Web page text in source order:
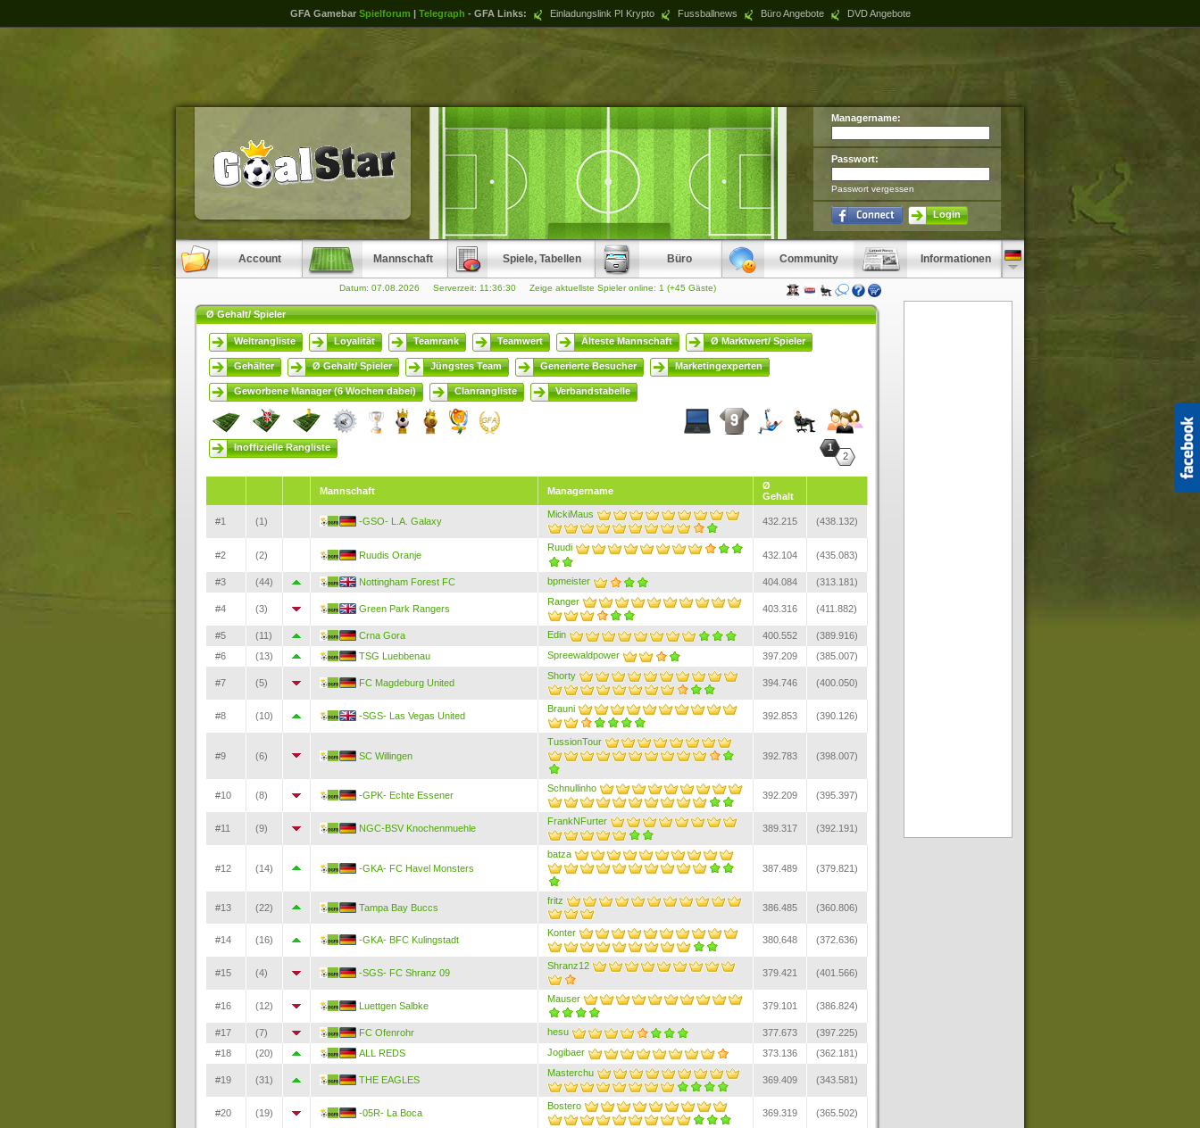
GFA Gamebar Spielforum | Telegraph - GFA Links: Einladungslink PI Krypto Fussballnews Büro Angebote DVD Angebote
Managername:
Passwort:
Passwort vergessen
Login
Account Mannschaft Spiele, Tabellen Büro Community Informationen
Datum: 07.08.2026 Serverzeit: 11:36:31 Zeige aktuellste Spieler online: 1 (+45 Gäste)
Ø Gehalt/ Spieler
Weltrangliste Loyalität Teamrank Teamwert Älteste Mannschaft Ø Marktwert/ Spieler
Gehälter Ø Gehalt/ Spieler Jüngstes Team Generierte Besucher Marketingexperten
Geworbene Manager (6 Wochen dabei) Clanrangliste Verbandstabelle
Inoffizielle Rangliste
1
2
Mannschaft Managername
Ø
Gehalt
#1 (1) -GSO- L.A. Galaxy
MickiMaus
432.215 (438.132)
#2 (2) Ruudis Oranje
Ruudi
432.104 (435.083)
#3 (44) Nottingham Forest FC bpmeister 404.084 (313.181)
#4 (3) Green Park Rangers
Ranger
403.316 (411.882)
#5 (11) Crna Gora Edin 400.552
(389.916)
#6
(13) TSG Luebbenau Spreewaldpower 397.209 (385.007)
#7 (5) FC Magdeburg United
Shorty
394.746 (400.050)
#8 (10) -SGS- Las Vegas United
Brauni
392.853 (390.126)
#9 (6) SC Willingen
TussionTour
392.783
(398.007)
#10 (8) -GPK- Echte Essener
Schnullinho
392.209 (395.397)
#11 (9) NGC-BSV Knochenmuehle
FrankNFurter
389.317 (392.191)
#12 (14) -GKA- FC Havel Monsters
batza
387.489
(379.821)
#13 (22) Tampa Bay Buccs
fritz
386.485 (360.806)
#14 (16) -GKA- BFC Kulingstadt
Konter
380.648 (372.636)
#15 (4) -SGS- FC Shranz 09
Shranz12
379.421 (401.566)
#16 (12) Luettgen Salbke
Mauser
379.101 (386.824)
#17 (7) FC Ofenrohr hesu 377.673
(397.225)
#18
(20) ALL REDS Jogibaer 373.136 (362.181)
#19 (31) THE EAGLES
Masterchu
369.409 (343.581)
#20 (19) -05R- La Boca
Bostero
369.319 (365.502)